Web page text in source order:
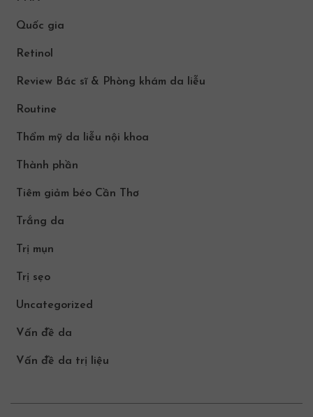
Quốc gia
Retinol
Review Bác sĩ & Phòng khám da liễu
Routine
Thẩm mỹ da liễu nội khoa
Thành phần
Tiêm giảm béo Cần Thơ
Trắng da
Trị mụn
Trị sẹo
Uncategorized
Vấn đề da
Vấn đề da trị liệu